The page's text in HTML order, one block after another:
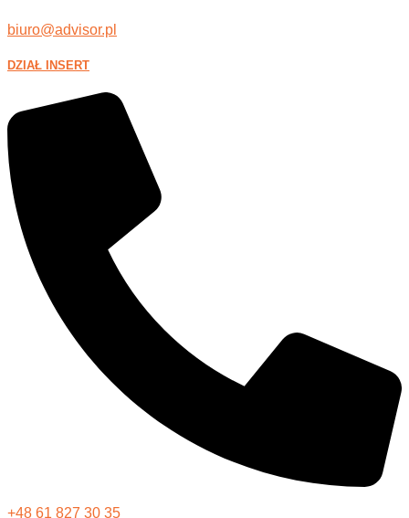
biuro@advisor.pl
DZIAŁ INSERT
+48 61 827 30 35